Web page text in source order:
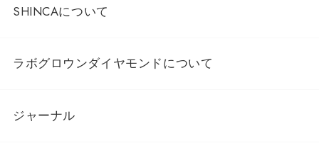
SHINCAについて
ラボグロウンダイヤモンドについて
ジャーナル